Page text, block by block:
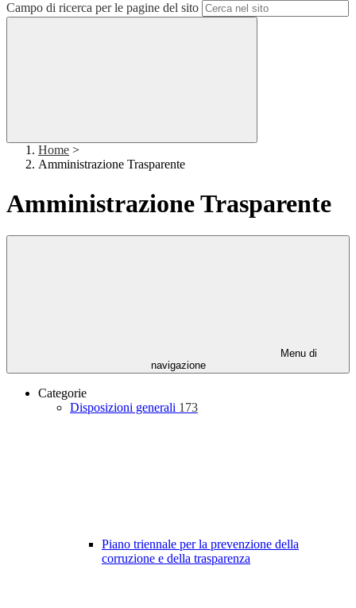
Campo di ricerca per le pagine del sito
Home >
Amministrazione Trasparente
Amministrazione Trasparente
Menu di
navigazione
Categorie
Disposizioni generali 173
Piano triennale per la prevenzione della
corruzione e della trasparenza